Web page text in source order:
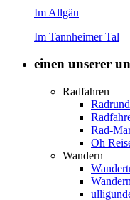
Im Allgäu
Im Tannheimer Tal
einen unserer
Radfahren
Rad-
Oh
Wandern